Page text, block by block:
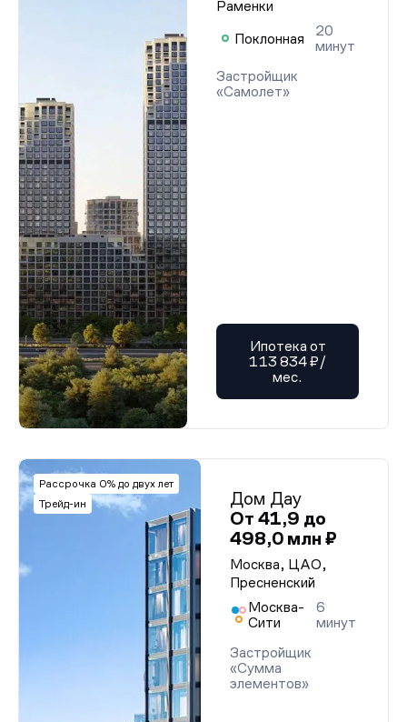
Раменки
Поклонная
20
минут
Застройщик
«Самолет»
Ипотека от
113 834 ₽/
мес.
Рассрочка 0% до двух лет
Трейд-ин
Дом Дау
От 41,9 до
498,0 млн ₽
Москва, ЦАО,
Пресненский
Москва-
Сити
6
минут
Застройщик
«Сумма
элементов»